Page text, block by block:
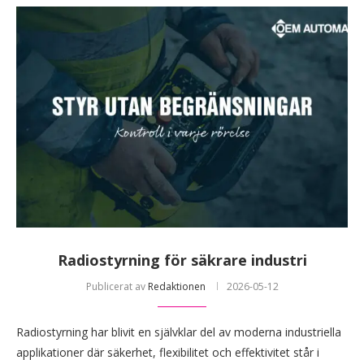
Radiostyrning för säkrare industri
Publicerat av Redaktionen 2026-05-12
Radiostyrning har blivit en självklar del av moderna industriella
applikationer där säkerhet, flexibilitet och effektivitet står i